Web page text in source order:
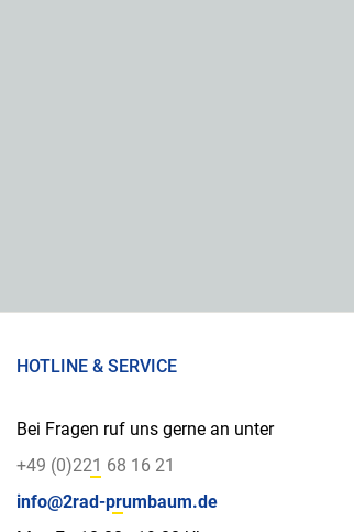
HOTLINE & SERVICE
Bei Fragen ruf uns gerne an unter
+49 (0)221 68 16 21
info@2rad-prumbaum.de